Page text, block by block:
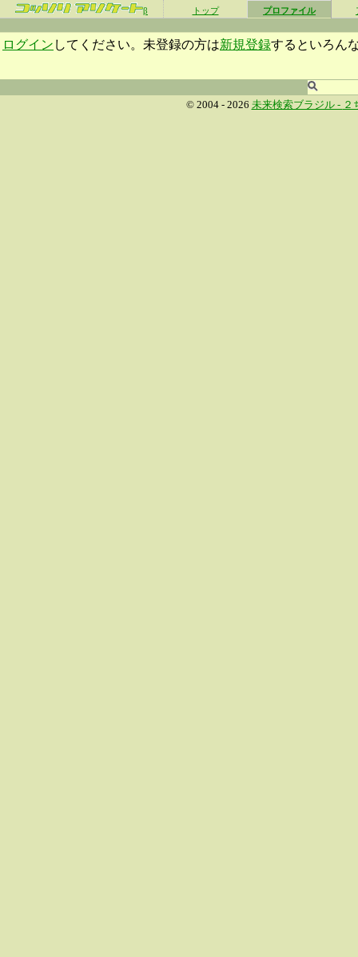
β トップ プロファイル
ログイン してください。未登録の方は新規登録するといろん
© 2004 - 2026 未来検索ブラジル - ２